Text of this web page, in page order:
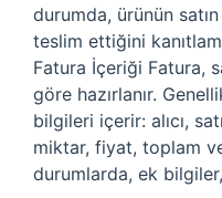
durumda, ürünün satın
teslim ettiğini
Fatura İçeriği Fatura,
göre hazırlanır.
bilgileri içerir: alıcı,
miktar, fiyat, toplam
durumlarda, ek